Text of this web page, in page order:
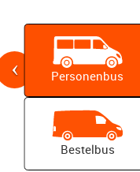
Personenbus
Bestelbus